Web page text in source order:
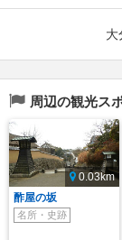
大
周辺の観光ス
0.03km
酢屋の坂
名所・史跡